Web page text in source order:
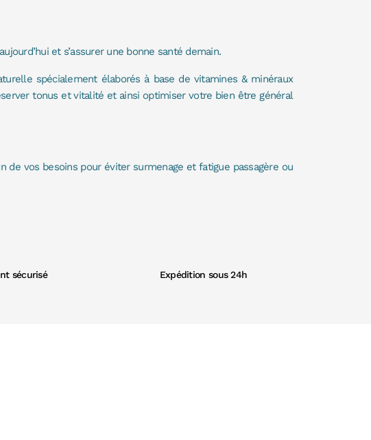
et s’assurer une bonne santé demain.
spécialement élaborés à base de vitamines & minéraux
tonus et vitalité et ainsi optimiser votre bien être général
de vos besoins pour éviter surmenage et fatigue passagère ou
sécurisé Expédition sous 24h